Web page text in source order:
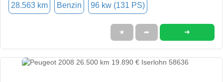
28.563 km Benzin 96 kw (131 PS)
★ ➦ ➜